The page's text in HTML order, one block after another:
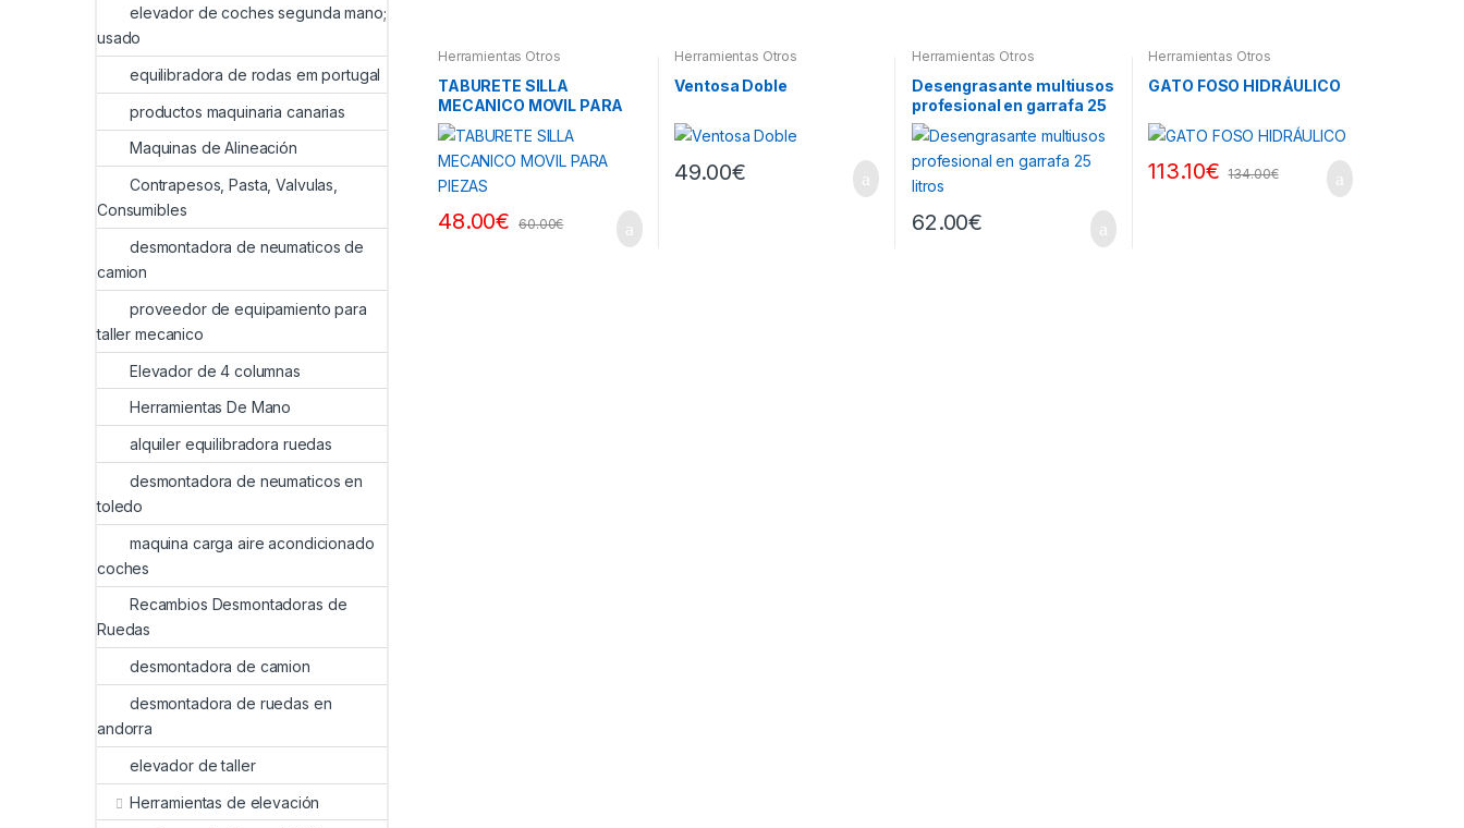
Herramientas Otros
TABURETE SILLA
MECANICO MOVIL PARA
PIEZAS
48.00€ 60.00€
Herramientas Otros
Ventosa Doble
49.00€
Herramientas Otros
Desengrasante multiusos
profesional en garrafa 25
litros
62.00€
Herramientas Otros
GATO FOSO HIDRÁULICO
113.10€ 134.00€
elevador de coches segunda mano;
usado
equilibradora de rodas em portugal
productos maquinaria canarias
Maquinas de Alineación
Contrapesos, Pasta, Valvulas,
Consumibles
desmontadora de neumaticos de
camion
proveedor de equipamiento para
taller mecanico
Elevador de 4 columnas
Herramientas De Mano
alquiler equilibradora ruedas
desmontadora de neumaticos en
toledo
maquina carga aire acondicionado
coches
Recambios Desmontadoras de
Ruedas
desmontadora de camion
desmontadora de ruedas en
andorra
elevador de taller
Herramientas de elevación